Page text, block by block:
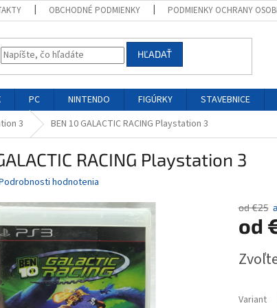
OBCHODNÉ PODMIENKY PODMIENKY OCHRANY
HĽADAŤ
PC NINTENDO FIGÚRKY STAVEBNICE
3 BEN 10 GALACTIC RACING Playstation 3
RACING Playstation 3
hodnotenia
od €25
od
cena:
Variant